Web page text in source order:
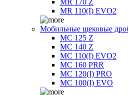
MR 110(I) EVO2
Мобильные щековые
MC 125 Z
MC 140 Z
MC 110(I) EVO2
MC 160 PRR
MC 120(I) PRO
MC 100(I) EVO